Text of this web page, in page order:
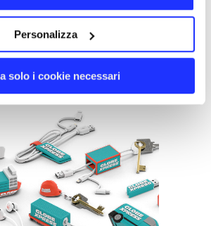
Personalizza
solo i cookie necessari
us on
YOU MIGHT ALSO LIKE